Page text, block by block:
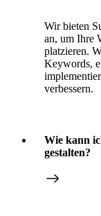
Wir bieten
an, um Ihre
platzieren.
Keywords,
verbessern.
Wie kann
gestalten?